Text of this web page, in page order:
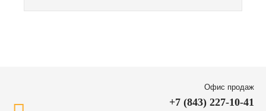
Офис продаж
+7 (843) 227-10-41